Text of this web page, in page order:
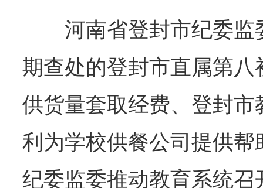
河南省登封市纪委监
期查处的登封市直属第
供货量套取经费、登封
利为学校供餐公司提供
纪委监委推动教育系统